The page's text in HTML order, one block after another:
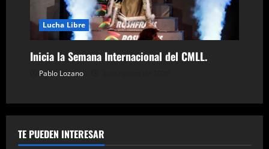
Lucha Libre
Inicia la Semana Internacional del CMLL.
Pablo Lozano
TE PUEDEN INTERESAR